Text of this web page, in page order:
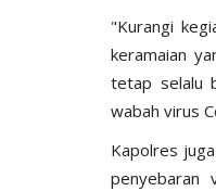
"Kurangi
keramaian
tetap selalu
wabah virus
Kapolres
penyebaran
Akpol